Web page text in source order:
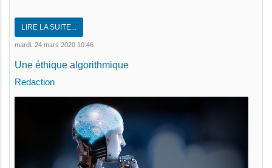
LIRE LA SUITE...
mardi, 24 mars 2020 10:46
Une éthique algorithmique
Redaction